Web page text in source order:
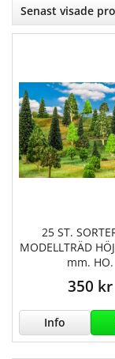
Senast visade
25 ST.
MODELLTRÄD
mm. HO.
350 kr
Info